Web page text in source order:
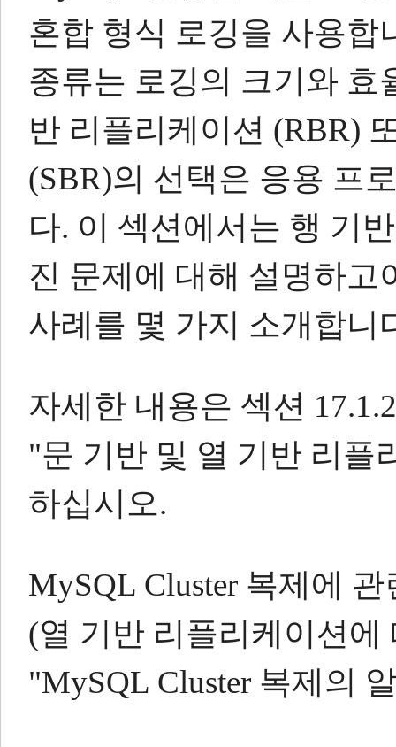
혼합 형식 로깅을 사용합
종류는 로깅의 크기와 효
반 리플리케이션 (RBR)
(SBR)의 선택은 응용 프
다. 이 섹션에서는 행 기
진 문제에 대해 설명하고
사례를 몇 가지 소개합니
자세한 내용은 섹션
"문 기반 및 열 기반 리플
하십시오.
MySQL Cluster 복제에
(열 기반 리플리케이션에
"MySQL Cluster 복제의